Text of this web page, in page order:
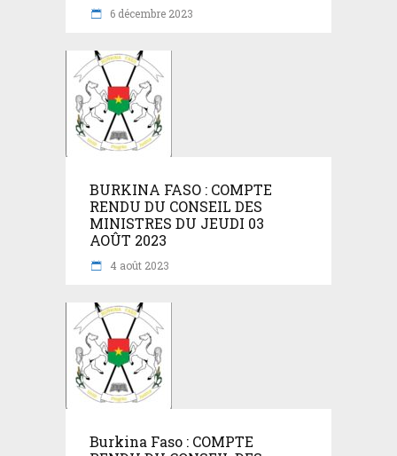
6 décembre 2023
BURKINA FASO : COMPTE
RENDU DU CONSEIL DES
MINISTRES DU JEUDI 03
AOÛT 2023
4 août 2023
Burkina Faso : COMPTE